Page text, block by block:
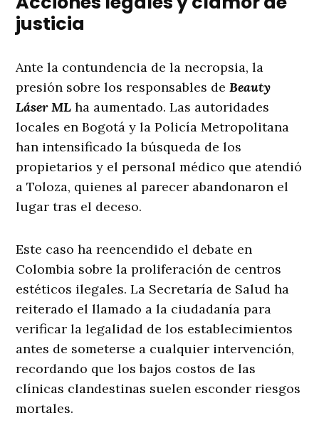
justicia
Ante la contundencia de la necropsia, la
presión sobre los responsables deBeauty
Láser ML ha aumentado. Las autoridades
locales en Bogotá y la Policía Metropolitana
han intensificado la búsqueda de los
propietarios y el personal médico que atendió
a Toloza, quienes al parecer abandonaron el
lugar tras el deceso.
Este caso ha reencendido el debate en
Colombia sobre la proliferación de centros
estéticos ilegales. La Secretaría de Salud ha
reiterado el llamado a la ciudadanía para
verificar la legalidad de los establecimientos
antes de someterse a cualquier intervención,
recordando que los bajos costos de las
clínicas clandestinas suelen esconder riesgos
mortales.